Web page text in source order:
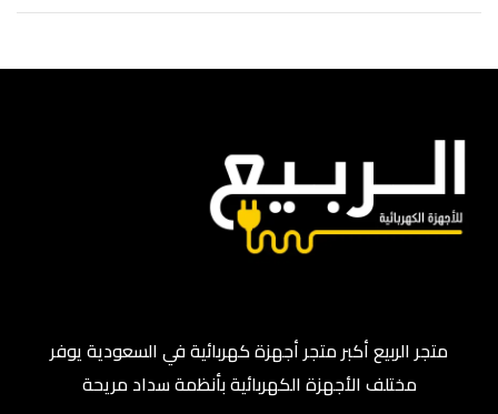
متجر الربيع أكبر متجر أجهزة كهربائية في السعودية يوفر
مختلف الأجهزة الكهربائية بأنظمة سداد مريحة